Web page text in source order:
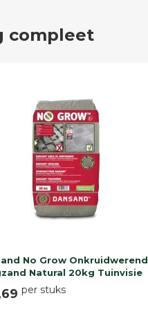
compleet
No Grow Onkruidwerend
Natural 20kg Tuinvisie
per stuks